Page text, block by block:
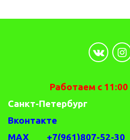
Работаем с
Санкт-Петербург
Вконтакте
MAX +7(961)807-52-30